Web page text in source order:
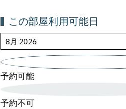
この部屋利用可能日
予約可能
予約不可